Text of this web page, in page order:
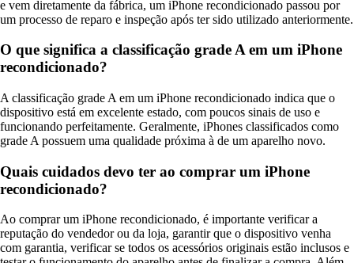
e vem diretamente da fábrica, um iPhone recondicionado passou por
um processo de reparo e inspeção após ter sido utilizado anteriormente.
O que significa a classificação grade A em um iPhone
recondicionado?
A classificação grade A em um iPhone recondicionado indica que o
dispositivo está em excelente estado, com poucos sinais de uso e
funcionando perfeitamente. Geralmente, iPhones classificados como
grade A possuem uma qualidade próxima à de um aparelho novo.
Quais cuidados devo ter ao comprar um iPhone
recondicionado?
Ao comprar um iPhone recondicionado, é importante verificar a
reputação do vendedor ou da loja, garantir que o dispositivo venha
com garantia, verificar se todos os acessórios originais estão inclusos e